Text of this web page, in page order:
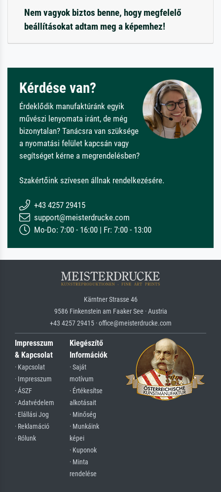
Nem vagyok biztos benne, hogy megfelelő
beállításokat adtam meg a képemhez!
Kérdése van?
Érdeklődik manufaktúránk egyik
művészi lenyomata iránt, de még
bizonytalan? Tanácsra van szüksége
a nyomatási felület kapcsán vagy
segítséget kérne a megrendelésben?
Szakértőink szívesen állnak rendelkezésére.
+43 4257 29415
support@meisterdrucke.com
Mo-Do: 7:00 - 16:00 | Fr: 7:00 - 13:00
Kärntner Strasse 46
9586 Finkenstein am Faaker See · Austria
+43 4257 29415 · office@meisterdrucke.com
Impresszum
& Kapcsolat
· Kapcsolat
· Impresszum
· ÁSZF
· Adatvédelem
· Elállási Jog
· Reklamáció
· Rólunk
Kiegészítő
Információk
· Saját
motívum
· Értékesítse
alkotásait
· Minőség
· Munkáink
képei
· Kuponok
· Minta
rendelése